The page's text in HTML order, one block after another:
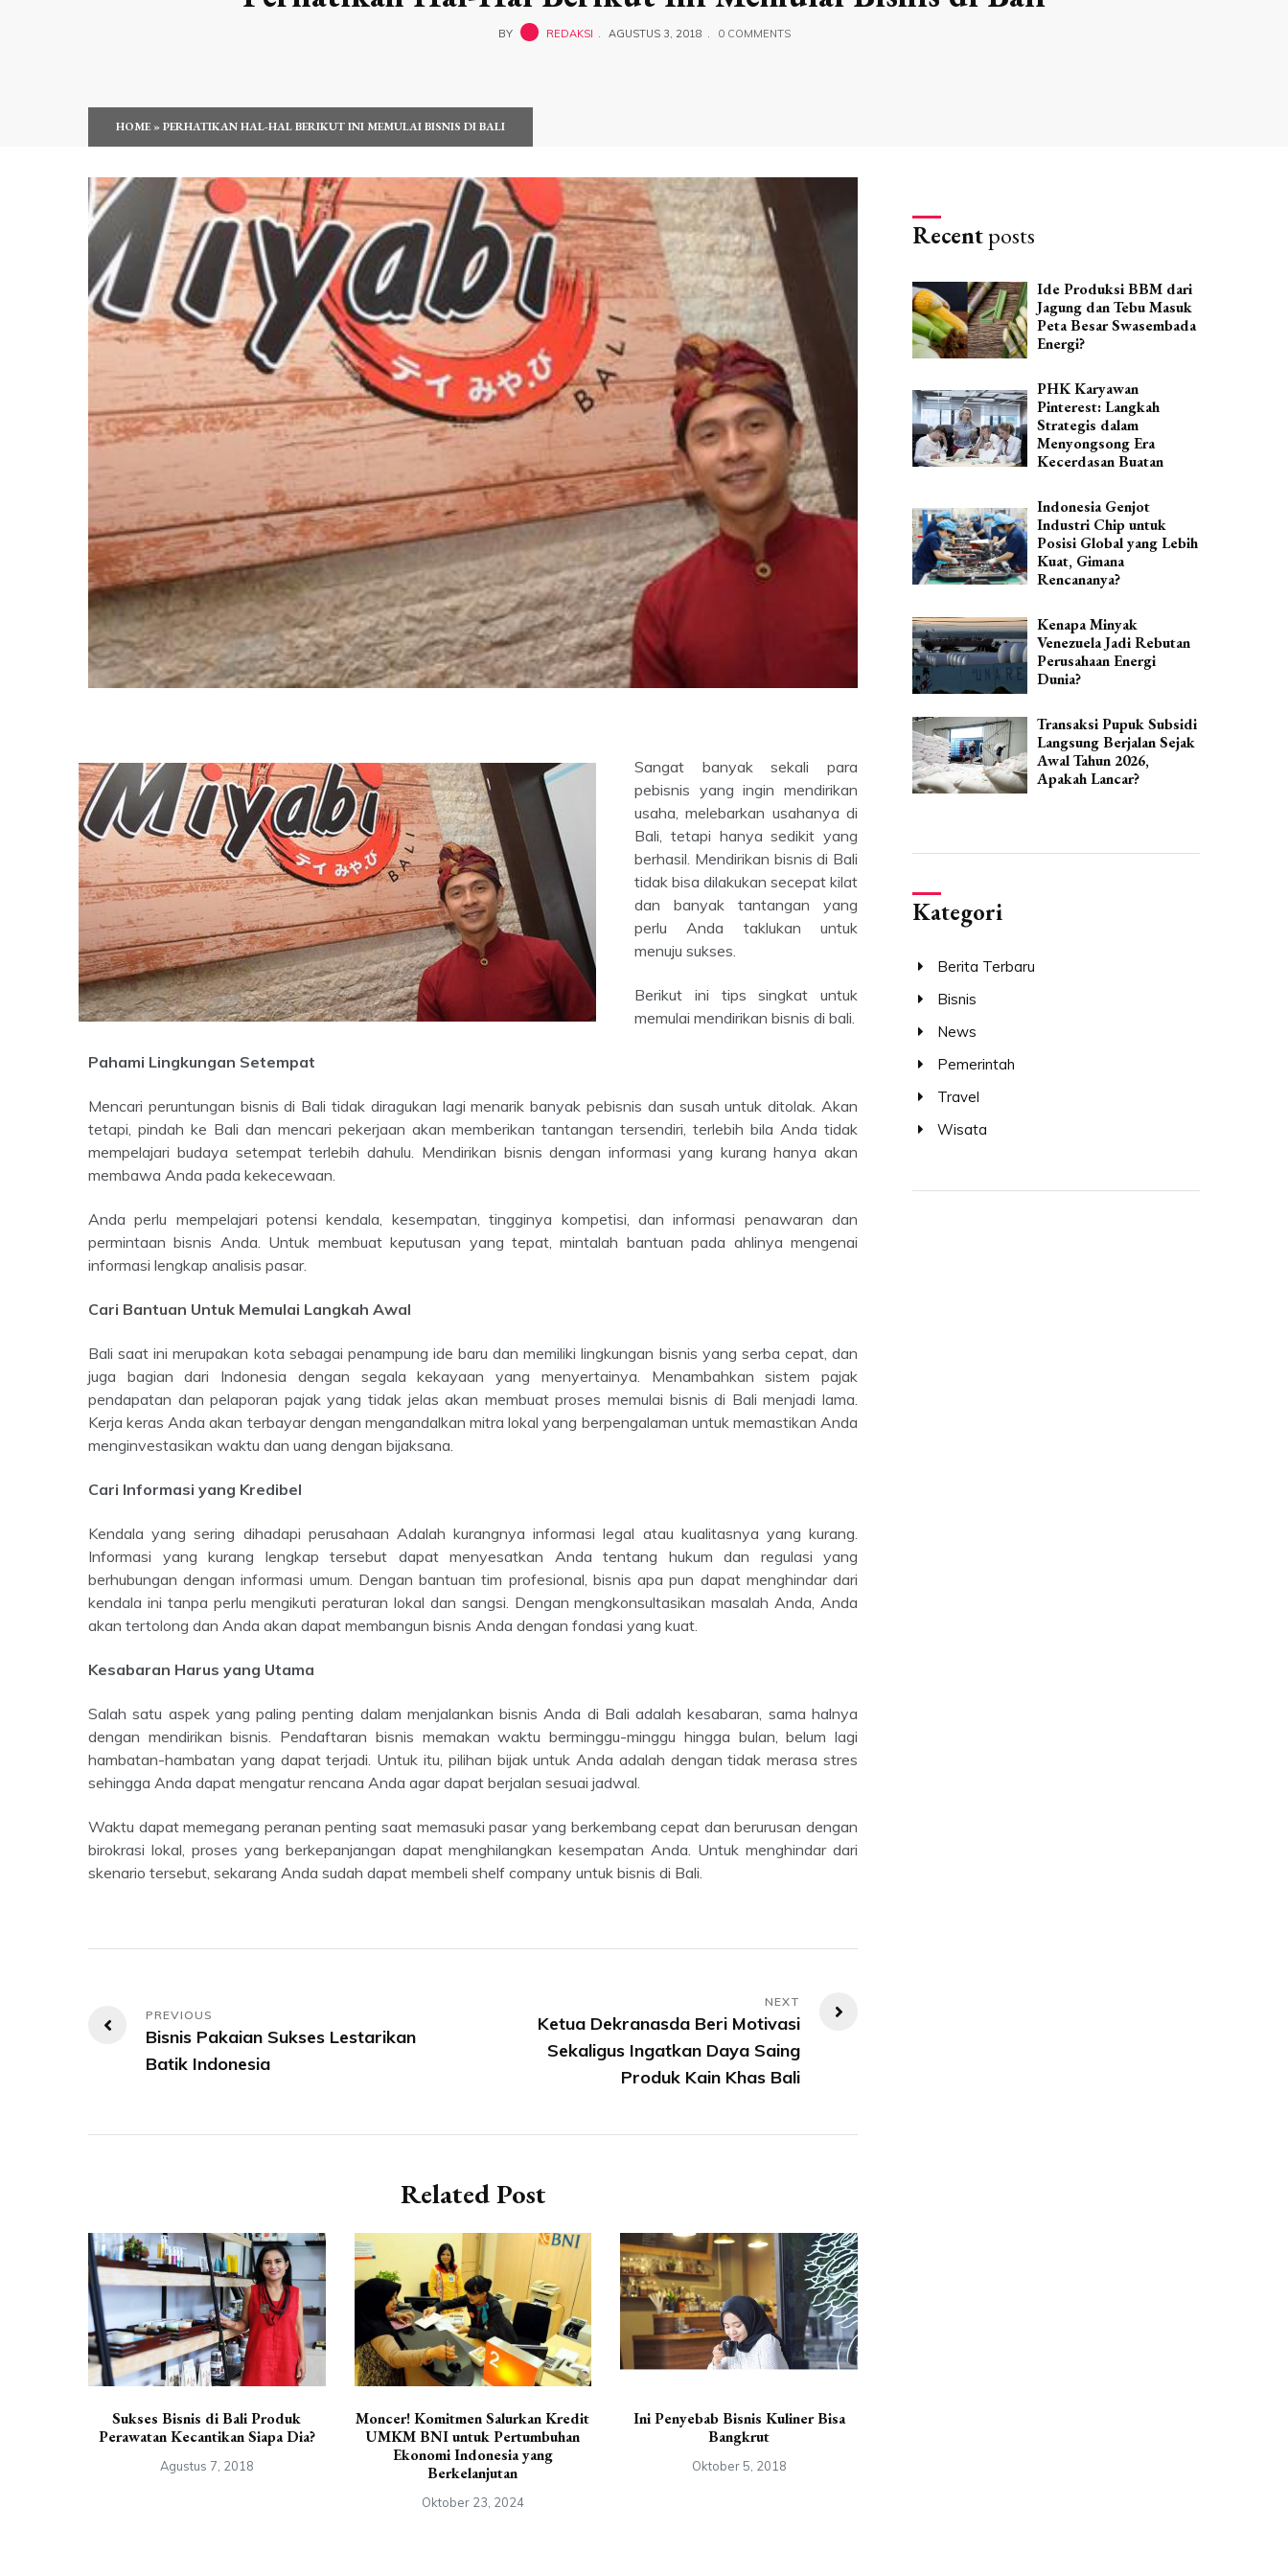
BY REDAKSI AGUSTUS 3, 2018 0 COMMENTS
HOME»PERHATIKAN HAL-HAL BERIKUT INI MEMULAI BISNIS DI BALI
Sangat banyak sekali para
pebisnis yang ingin mendirikan
usaha, melebarkan usahanya di
Bali, tetapi hanya sedikit yang
berhasil. Mendirikan bisnis di Bali
tidak bisa dilakukan secepat kilat
dan banyak tantangan yang
perlu Anda taklukan untuk
menuju sukses.
Berikut ini tips singkat untuk
memulai mendirikan bisnis di bali.
Pahami Lingkungan Setempat
Mencari peruntungan bisnis di Bali tidak diragukan lagi menarik banyak pebisnis dan susah untuk ditolak. Akan
tetapi, pindah ke Bali dan mencari pekerjaan akan memberikan tantangan tersendiri, terlebih bila Anda tidak
mempelajari budaya setempat terlebih dahulu. Mendirikan bisnis dengan informasi yang kurang hanya akan
membawa Anda pada kekecewaan.
Anda perlu mempelajari potensi kendala, kesempatan, tingginya kompetisi, dan informasi penawaran dan
permintaan bisnis Anda. Untuk membuat keputusan yang tepat, mintalah bantuan pada ahlinya mengenai
informasi lengkap analisis pasar.
Cari Bantuan Untuk Memulai Langkah Awal
Bali saat ini merupakan kota sebagai penampung ide baru dan memiliki lingkungan bisnis yang serba cepat, dan
juga bagian dari Indonesia dengan segala kekayaan yang menyertainya. Menambahkan sistem pajak
pendapatan dan pelaporan pajak yang tidak jelas akan membuat proses memulai bisnis di Bali menjadi lama.
Kerja keras Anda akan terbayar dengan mengandalkan mitra lokal yang berpengalaman untuk memastikan Anda
menginvestasikan waktu dan uang dengan bijaksana.
Cari Informasi yang Kredibel
Kendala yang sering dihadapi perusahaan Adalah kurangnya informasi legal atau kualitasnya yang kurang.
Informasi yang kurang lengkap tersebut dapat menyesatkan Anda tentang hukum dan regulasi yang
berhubungan dengan informasi umum. Dengan bantuan tim profesional, bisnis apa pun dapat menghindar dari
kendala ini tanpa perlu mengikuti peraturan lokal dan sangsi. Dengan mengkonsultasikan masalah Anda, Anda
akan tertolong dan Anda akan dapat membangun bisnis Anda dengan fondasi yang kuat.
Kesabaran Harus yang Utama
Salah satu aspek yang paling penting dalam menjalankan bisnis Anda di Bali adalah kesabaran, sama halnya
dengan mendirikan bisnis. Pendaftaran bisnis memakan waktu berminggu-minggu hingga bulan, belum lagi
hambatan-hambatan yang dapat terjadi. Untuk itu, pilihan bijak untuk Anda adalah dengan tidak merasa stres
sehingga Anda dapat mengatur rencana Anda agar dapat berjalan sesuai jadwal.
Waktu dapat memegang peranan penting saat memasuki pasar yang berkembang cepat dan berurusan dengan
birokrasi lokal, proses yang berkepanjangan dapat menghilangkan kesempatan Anda. Untuk menghindar dari
skenario tersebut, sekarang Anda sudah dapat membeli shelf company untuk bisnis di Bali.
Navigasi
Bisnis Pakaian Sukses Lestarikan
Batik Indonesia
Ketua Dekranasda Beri Motivasi
Sekaligus Ingatkan Daya Saing
Produk Kain Khas Bali
Related Post
Sukses Bisnis di Bali Produk
Perawatan Kecantikan Siapa Dia?
Agustus 7, 2018
Moncer! Komitmen Salurkan Kredit
UMKM BNI untuk Pertumbuhan
Ekonomi Indonesia yang
Berkelanjutan
Oktober 23, 2024
Ini Penyebab Bisnis Kuliner Bisa
Bangkrut
Oktober 5, 2018
Recentposts
Ide Produksi BBM dari
Jagung dan Tebu Masuk
Peta Besar Swasembada
Energi?
PHK Karyawan
Pinterest: Langkah
Strategis dalam
Menyongsong Era
Kecerdasan Buatan
Indonesia Genjot
Industri Chip untuk
Posisi Global yang Lebih
Kuat, Gimana
Rencananya?
Kenapa Minyak
Venezuela Jadi Rebutan
Perusahaan Energi
Dunia?
Transaksi Pupuk Subsidi
Langsung Berjalan Sejak
Awal Tahun 2026,
Apakah Lancar?
Kategori
Berita Terbaru
Bisnis
News
Pemerintah
Travel
Wisata